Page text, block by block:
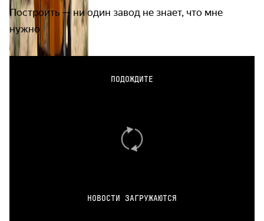
Построить — ни один завод не знает, что мне
нужно
ПОДОЖДИТЕ
НОВОСТИ ЗАГРУЖАЮТСЯ